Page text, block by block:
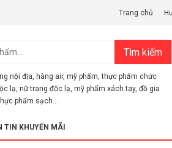
Trang chủ
Tìm kiếm
nội địa, hàng air, mỹ phẩm,thực phẩm chức
lạ, nữ trang độc lạ, mỹ phẩm xách tay, đồ gia
phẩm sạch...
TIN KHUYẾN MÃI